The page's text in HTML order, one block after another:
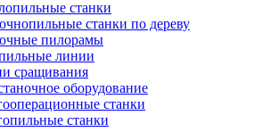
станки
станки по дереву
пилорамы
линии
сращивания
оборудование
станки
станки